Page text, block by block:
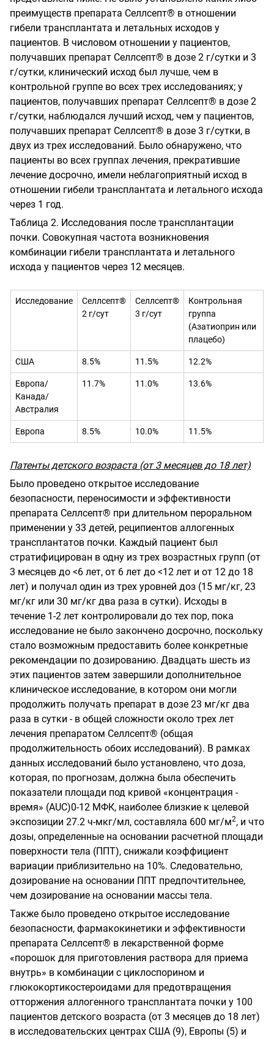
преимуществ препарата Селлсепт® в отношении
гибели трансплантата и летальных исходов у
пациентов. В числовом отношении у пациентов,
получавших препарат Селлсепт® в дозе 2 г/сутки и 3
г/сутки, клинический исход был лучше, чем в
контрольной группе во всех трех исследованиях; у
пациентов, получавших препарат Селлсепт® в дозе 2
г/сутки, наблюдался лучший исход, чем у пациентов,
получавших препарат Селлсепт® в дозе 3 г/сутки, в
двух из трех исследований. Было обнаружено, что
пациенты во всех группах лечения, прекратившие
лечение досрочно, имели неблагоприятный исход в
отношении гибели трансплантата и летального исхода
через 1 год.
Таблица 2. Исследования после трансплантации
почки. Совокупная частота возникновения
комбинации гибели трансплантата и летального
исхода у пациентов через 12 месяцев.
Исследование
Селлсепт®
2 г/сут
Селлсепт®
3 г/сут
Контрольная
группа
(Азатиоприн или
плацебо)
США 8.5% 11.5% 12.2%
Европа/
Канада/
Австралия
11.7% 11.0% 13.6%
Европа 8.5% 10.0% 11.5%
Патенты детского возраста (от 3 месяцев до 18 лет)
Было проведено открытое исследование
безопасности, переносимости и эффективности
препарата Селлсепт® при длительном пероральном
применении у 33 детей, реципиентов аллогенных
трансплантатов почки. Каждый пациент был
стратифицирован в одну из трех возрастных групп (от
3 месяцев до <6 лет, от 6 лет до <12 лет и от 12 до 18
лет) и получал один из трех уровней доз (15 мг/кг, 23
мг/кг или 30 мг/кг два раза в сутки). Исходы в
течение 1-2 лет контролировали до тех пор, пока
исследование не было закончено досрочно, поскольку
стало возможным предоставить более конкретные
рекомендации по дозированию. Двадцать шесть из
этих пациентов затем завершили дополнительное
клиническое исследование, в котором они могли
продолжить получать препарат в дозе 23 мг/кг два
раза в сутки - в общей сложности около трех лет
лечения препаратом Селлсепт® (общая
продолжительность обоих исследований). В рамках
данных исследований было установлено, что доза,
которая, по прогнозам, должна была обеспечить
показатели площади под кривой «концентрация -
время» (AUC)0-12 МФК, наиболее близкие к целевой
экспозиции 27.2 ч-мкг/мл, составляла 600 мг/м2, и что
дозы, определенные на основании расчетной площади
поверхности тела (ППТ), снижали коэффициент
вариации приблизительно на 10%. Следовательно,
дозирование на основании ППТ предпочтительнее,
чем дозирование на основании массы тела.
Также было проведено открытое исследование
безопасности, фармакокинетики и эффективности
препарата Селлсепт® в лекарственной форме
«порошок для приготовления раствора для приема
внутрь» в комбинации с циклоспорином и
глюкокортикостероидами для предотвращения
отторжения аллогенного трансплантата почки у 100
пациентов детского возраста (от 3 месяцев до 18 лет)
в исследовательских центрах США (9), Европы (5) и